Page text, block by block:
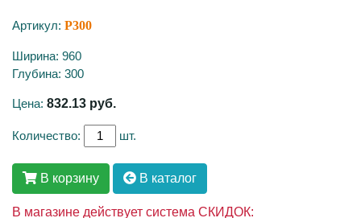
Артикул: P300
Ширина: 960
Глубина: 300
Цена: 832.13 руб.
Количество: шт.
В корзину В каталог
В магазине действует система СКИДОК: